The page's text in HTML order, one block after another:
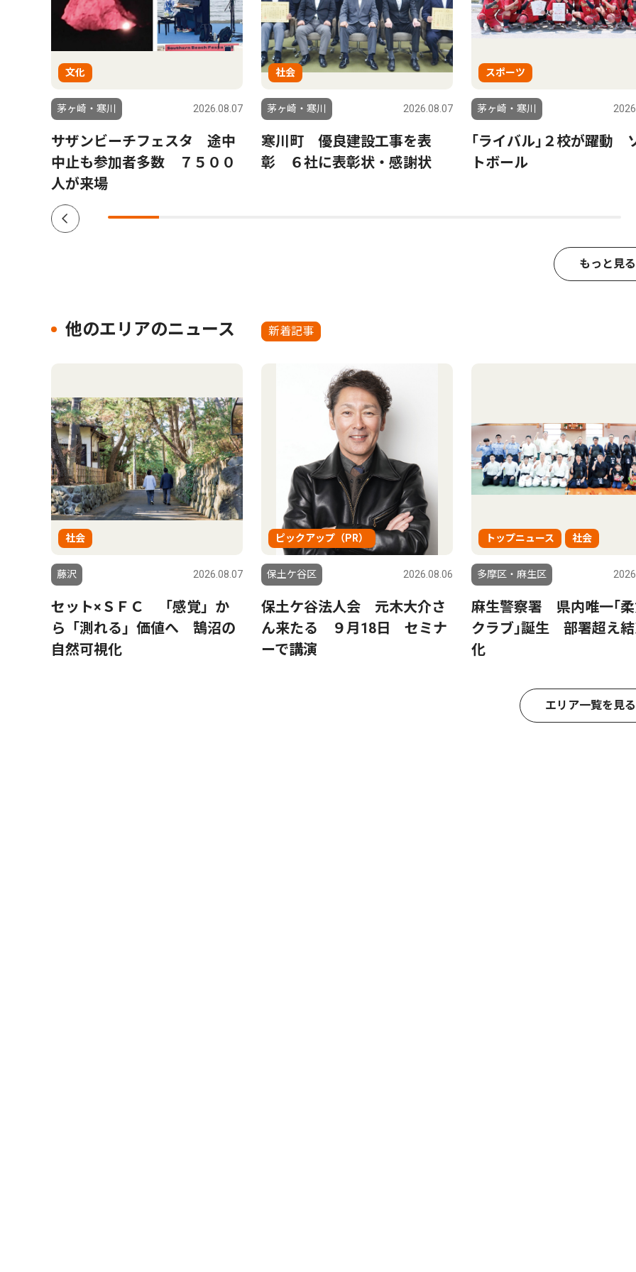
文化
茅ヶ崎・寒川 2026.08.07
サザンビーチフェスタ 途中
中止も参加者多数 ７５００
人が来場
社会
茅ヶ崎・寒川 2026.08.07
寒川町 優良建設工事を表
彰 ６社に表彰状・感謝状
スポーツ
茅ヶ崎・寒川
｢ライバル｣２校が躍動
トボール
もっと見る
他のエリアのニュース 新着記事
社会
藤沢 2026.08.07
セット×ＳＦＣ 「感覚」か
ら「測れる」価値へ 鵠沼の
自然可視化
ピックアップ（PR）
保土ケ谷区 2026.08.06
保土ケ谷法人会 元木大介さ
ん来たる ９月18日 セミナ
ーで講演
トップニュース 社会
多摩区・麻生区
麻生警察署 県内唯一｢
クラブ｣誕生 部署超え
化
エリア一覧を見る